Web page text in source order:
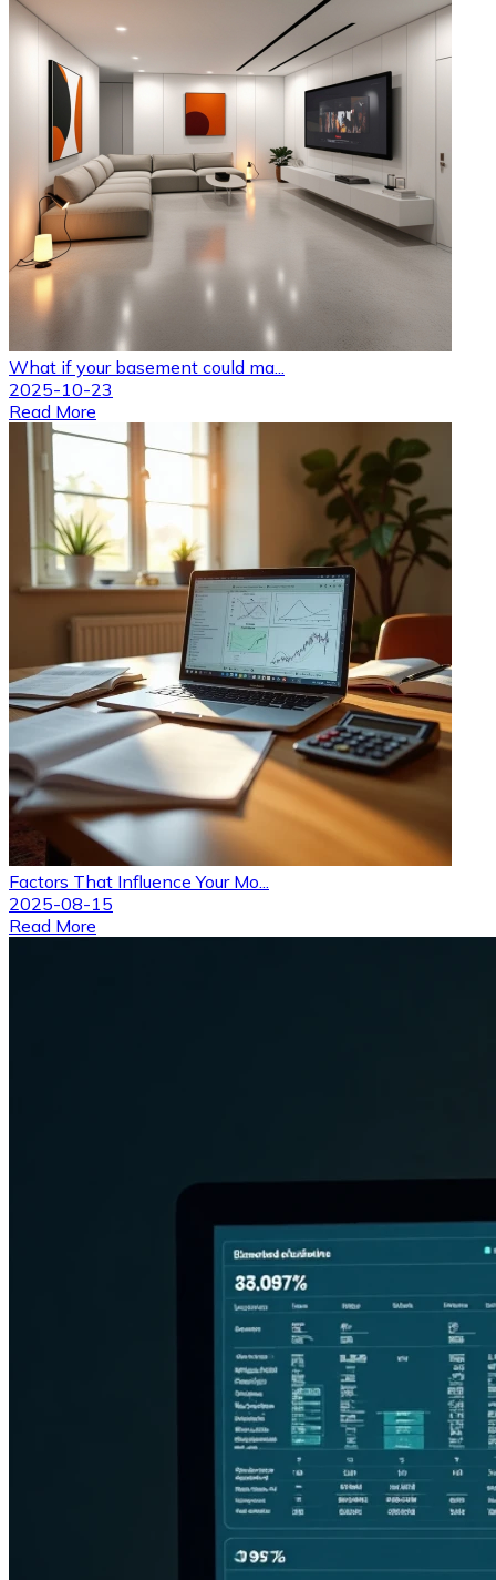
What if your basement could ma...
2025-10-23
Read More
Factors That Influence Your Mo...
2025-08-15
Read More